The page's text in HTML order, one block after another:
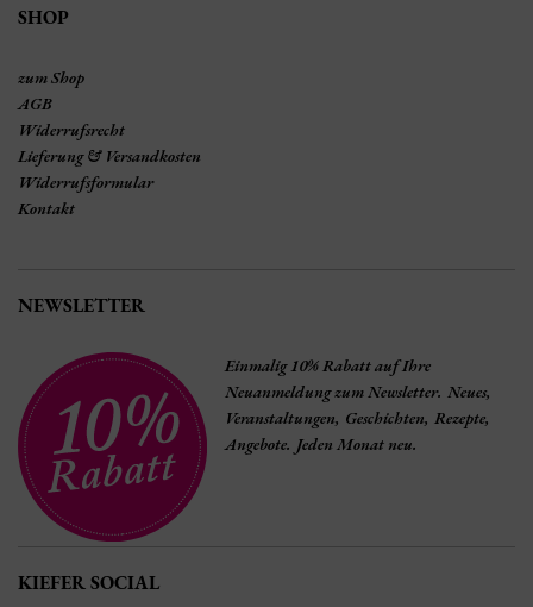
SHOP
zum Shop
AGB
Widerrufsrecht
Lieferung & Versandkosten
Widerrufsformular
Kontakt
NEWSLETTER
Einmalig 10% Rabatt auf Ihre
Neuanmeldung zum Newsletter. Neues,
Veranstaltungen, Geschichten, Rezepte,
Angebote. Jeden Monat neu.
KIEFER SOCIAL